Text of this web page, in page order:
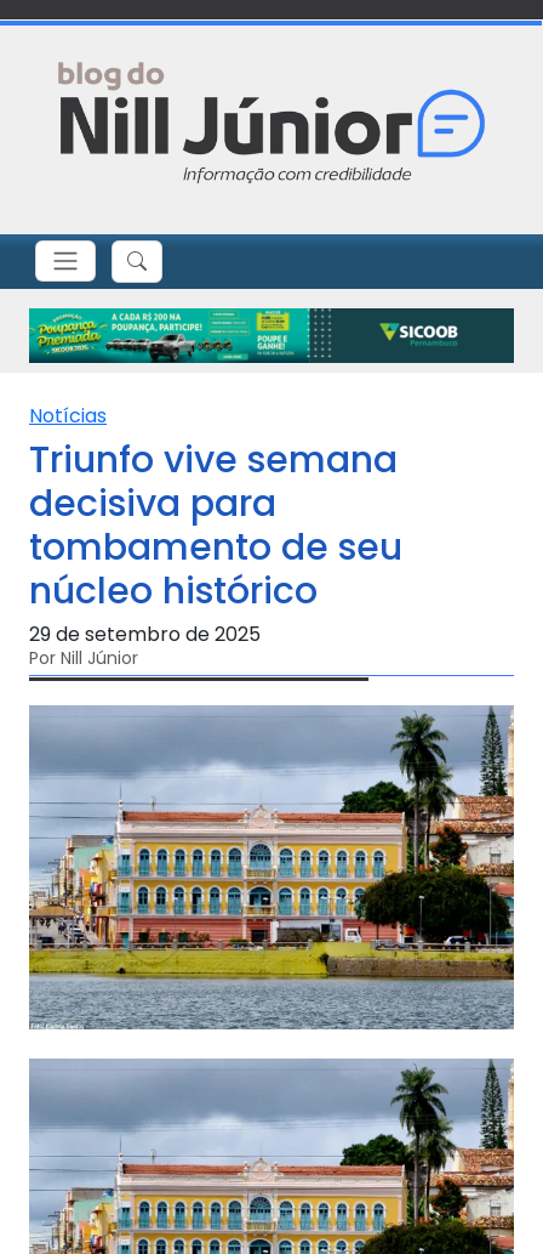
Notícias
Triunfo vive semana
decisiva para
tombamento de seu
núcleo histórico
29 de setembro de 2025
Por Nill Júnior